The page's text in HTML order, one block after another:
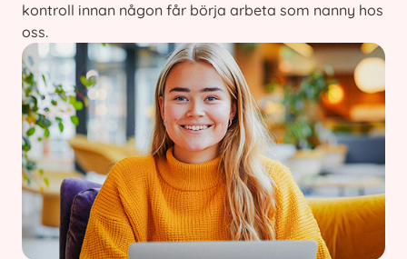
kontroll innan någon får börja arbeta som nanny hos
oss.